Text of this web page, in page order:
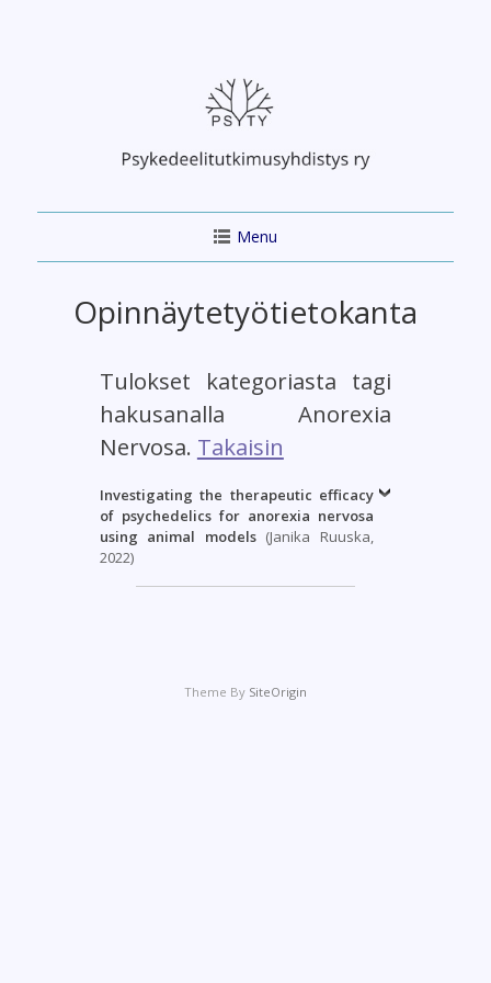
Menu
Opinnäytetyötietokanta
Tulokset kategoriasta tagi
hakusanalla Anorexia
Nervosa. Takaisin
Investigating the therapeutic efficacy
of psychedelics for anorexia nervosa
using animal models(Janika Ruuska,
2022)
Theme By SiteOrigin